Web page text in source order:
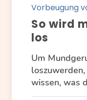
Vorbeugung
So wird
los
Um
wissen, was